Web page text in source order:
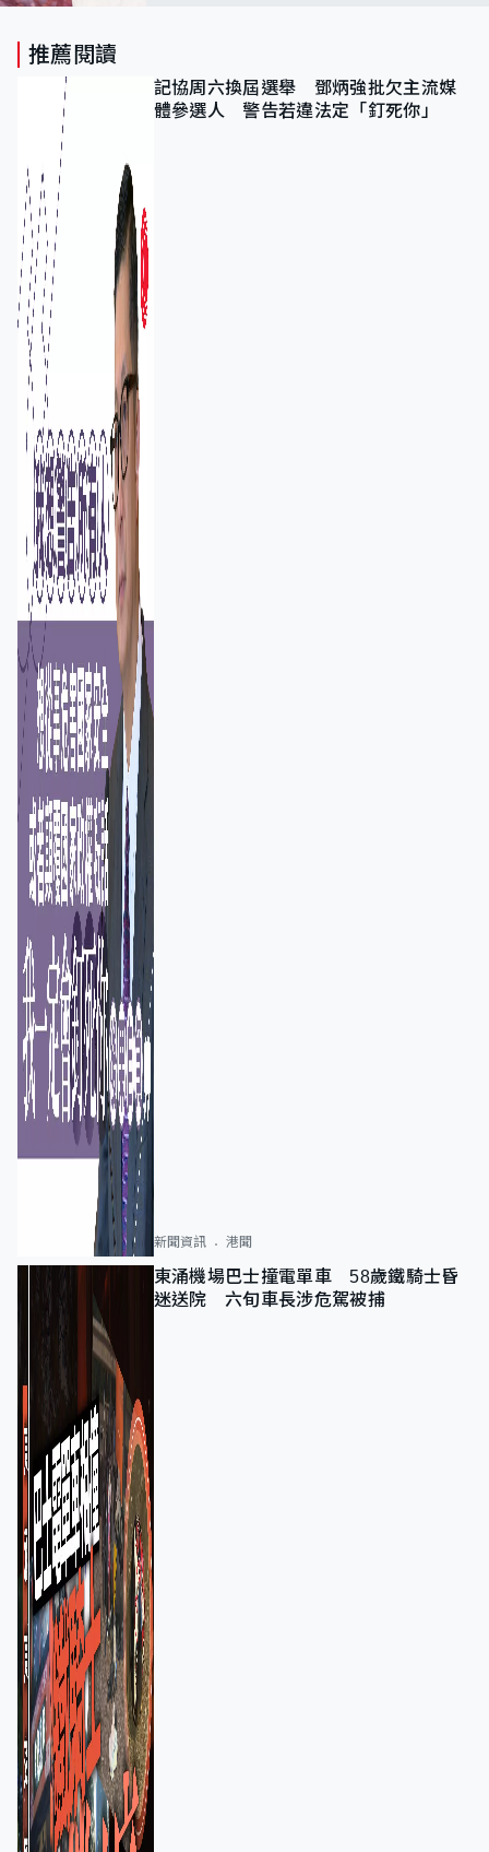
推薦閱讀
記協周六換屆選舉 鄧炳強批欠主流媒
體參選人 警告若違法定「釘死你」
新聞資訊 港聞
東涌機場巴士撞電單車 58歲鐵騎士昏
迷送院 六旬車長涉危駕被捕